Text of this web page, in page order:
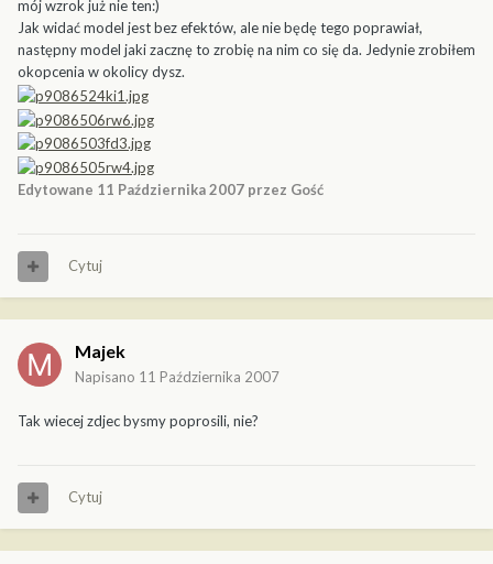
mój wzrok już nie ten:)
Jak widać model jest bez efektów, ale nie będę tego poprawiał,
następny model jaki zacznę to zrobię na nim co się da. Jedynie zrobiłem
okopcenia w okolicy dysz.
Edytowane 11 Października 2007 przez Gość
Cytuj
Majek
Napisano 11 Października 2007
Tak wiecej zdjec bysmy poprosili, nie?
Cytuj